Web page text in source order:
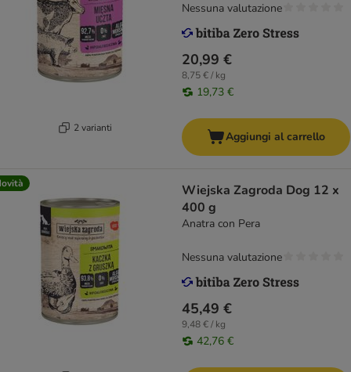
2 varianti
20,99 €
8,75 € / kg
19,73 €
Nessuna valutazione
Aggiungi al carrello
Wiejska Zagroda Dog 12 x
400 g
Anatra con Pera
45,49 €
9,48 € / kg
42,76 €
Nessuna valutazione